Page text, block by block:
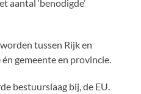
aantal ‘benodigde’
tussen Rijk en
gemeente en provincie.
bestuurslaag bij, de EU.